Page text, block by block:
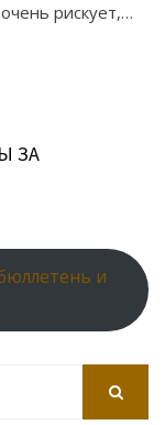
рискует,…
ЗА
и